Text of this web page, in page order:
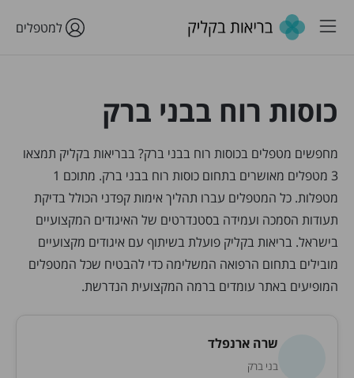
למטפלים
כוסות רוח בבני ברק
מחפשים מטפלים בכוסות רוח בבני ברק? בבריאות בקליק תמצאו
3 מטפלים מאושרים בתחום כוסות רוח בבני ברק. מתוכם 1
מטפלות. כל המטפלים עברו תהליך אימות קפדני הכולל בדיקת
תעודות הסמכה ועמידה בסטנדרטים של האיגודים המקצועיים
בישראל. בריאות בקליק פועלת בשיתוף עם איגודים מקצועיים
מובילים בתחום הרפואה המשלימה כדי להבטיח שכל המטפלים
המופיעים באתר עומדים ברמה המקצועית הנדרשת.
שרה ארנפלד
בני ברק